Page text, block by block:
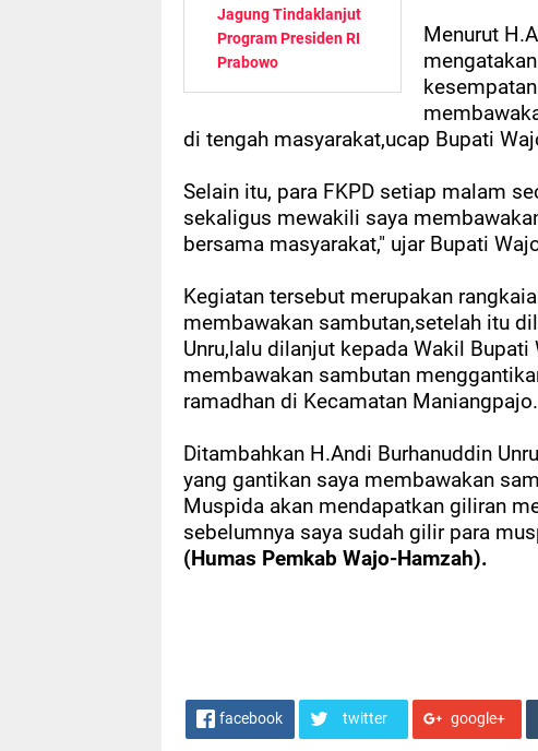
Jagung Tindaklanjut
Program Presiden RI
Prabowo
Menurut
di tengah masyarakat,ucap Bupati
Selain itu, para FKPD setiap malam
sekaligus mewakili saya
bersama masyarakat," ujar Bupati
Kegiatan tersebut merupakan
membawakan sambutan,setelah itu
Unru,lalu dilanjut kepada Wakil Bupati
membawakan sambutan
ramadhan di Kecamatan Maniangpajo.
Ditambahkan H.Andi Burhanuddin
yang gantikan saya membawakan
Muspida akan mendapatkan giliran
sebelumnya saya sudah gilir para
(Humas Pemkab Wajo-Hamzah).
facebook twitter google+